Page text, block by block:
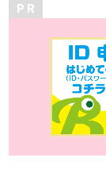
P R